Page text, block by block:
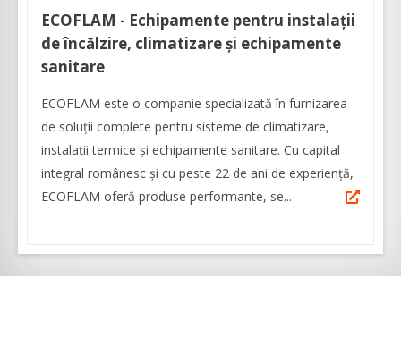
ECOFLAM - Echipamente pentru instalații
de încălzire, climatizare și echipamente
sanitare
ECOFLAM este o companie specializată în furnizarea
de soluții complete pentru sisteme de climatizare,
instalații termice și echipamente sanitare. Cu capital
integral românesc și cu peste 22 de ani de experiență,
ECOFLAM oferă produse performante, se...